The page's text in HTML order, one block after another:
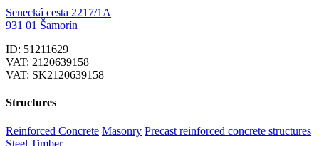
Senecká cesta 2217/1A
931 01 Šamorín
ID: 51211629
VAT: 2120639158
VAT: SK2120639158
Structures
Reinforced Concrete Masonry Precast reinforced concrete structures
Steel Timber